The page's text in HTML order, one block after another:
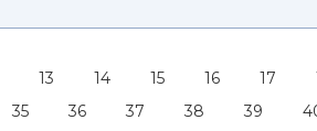
13 14 15 16 17
35 36 37 38 39